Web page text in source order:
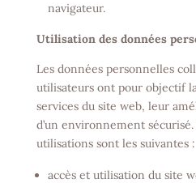
navigateur.
Utilisation des données
Les données personnelles
utilisateurs ont pour objectif
services du site web, leur
d’un environnement
utilisations sont les suivantes :
accès et utilisation du site